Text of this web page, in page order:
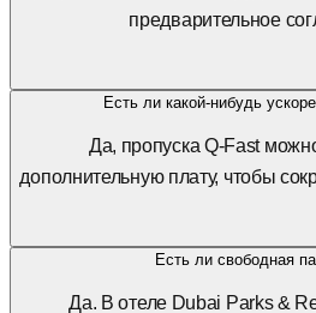
предварительное
Есть ли какой-нибудь
Да, пропуска Q-Fast
дополнительную плату, чтобы
Есть ли свободная
Да. В отеле Dubai Parks &